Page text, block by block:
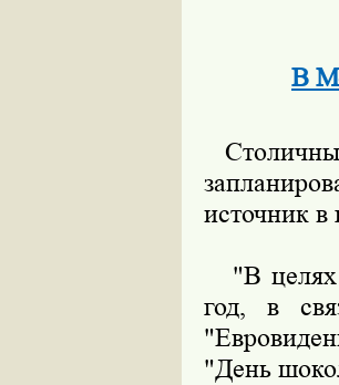
В
источник в
"В целях
год, в
"День